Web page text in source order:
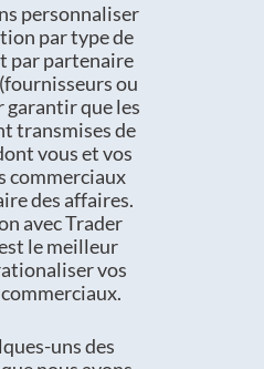
personnaliser
par type de
par partenaire
ou
garantir que les
transmises de
vous et vos
commerciaux
des affaires.
avec Trader
le meilleur
vos
uns des